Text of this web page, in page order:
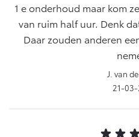
1 e onderhoud maar kom
van ruim half uur. Denk
Daar zouden anderen
J. van
21-